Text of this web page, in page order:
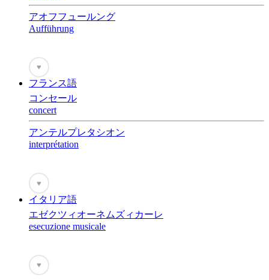
アオフフュールング
Aufführung
♥
フランス語
コンセール
concert
アンテルプレタシオン
interprétation
♥
イタリア語
エゼクツィオーネムズィカーレ
esecuzione musicale
♥